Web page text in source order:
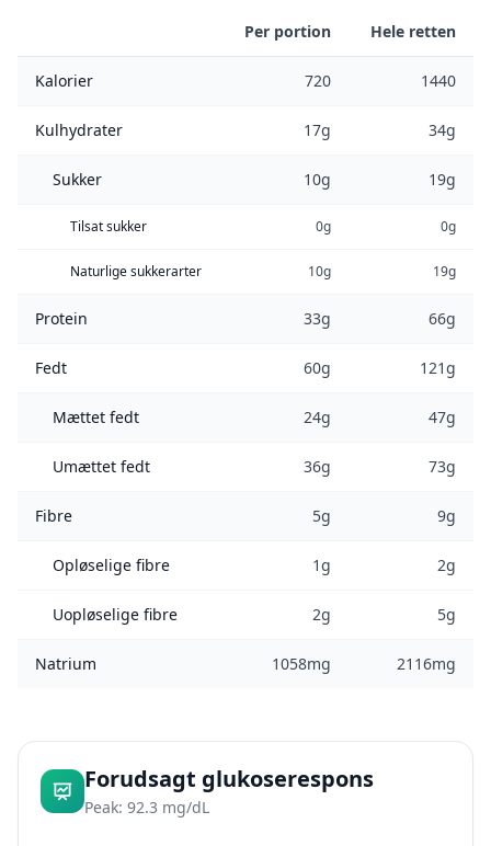
Per portion Hele retten
Kalorier 720 1440
Kulhydrater 17g 34g
Sukker 10g 19g
Tilsat sukker 0g 0g
Naturlige sukkerarter 10g 19g
Protein 33g 66g
Fedt 60g 121g
Mættet fedt 24g 47g
Umættet fedt 36g 73g
Fibre 5g 9g
Opløselige fibre 1g 2g
Uopløselige fibre 2g 5g
Natrium 1058mg 2116mg
Forudsagt glukoserespons
Peak: 92.3 mg/dL